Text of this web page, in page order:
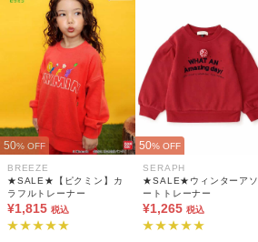
50% OFF
BREEZE
★SALE★【ピクミン】カ
ラフルトレーナー
¥1,815 税込
50% OFF
SERAPH
★SALE★ウィンターアソ
ートトレーナー
¥1,265 税込